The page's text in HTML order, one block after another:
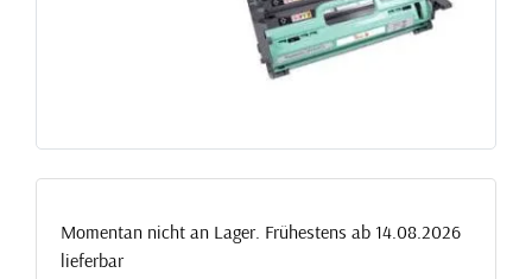
Momentan nicht an Lager. Frühestens ab 14.08.2026
lieferbar